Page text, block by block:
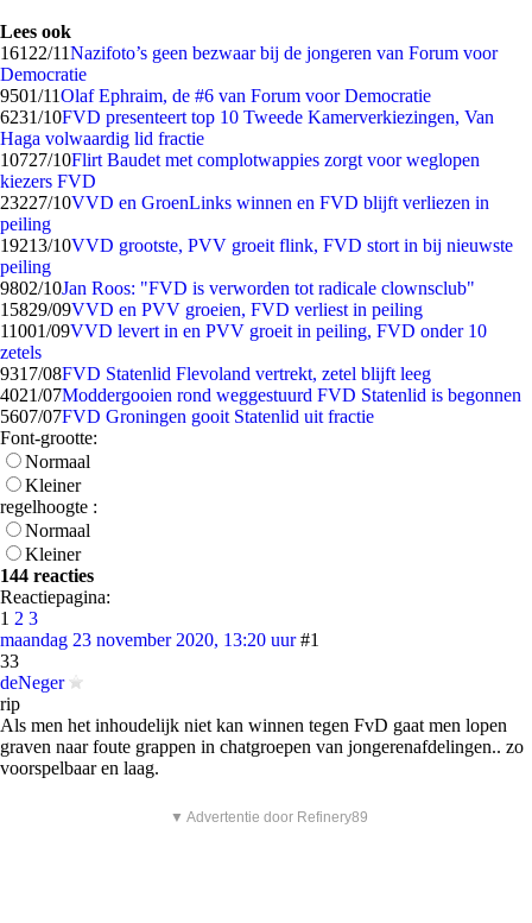
Lees ook
161 22/11Nazifoto’s geen bezwaar bij de jongeren van Forum voor
Democratie
9501/11Olaf Ephraim, de #6 van Forum voor Democratie
6231/10FVD presenteert top 10 Tweede Kamerverkiezingen, Van
Haga volwaardig lid fractie
10727/10Flirt Baudet met complotwappies zorgt voor weglopen
kiezers FVD
23227/10VVD en GroenLinks winnen en FVD blijft verliezen in
peiling
19213/10VVD grootste, PVV groeit flink, FVD stort in bij nieuwste
peiling
9802/10Jan Roos: "FVD is verworden tot radicale clownsclub"
15829/09VVD en PVV groeien, FVD verliest in peiling
11001/09VVD levert in en PVV groeit in peiling, FVD onder 10
zetels
9317/08FVD Statenlid Flevoland vertrekt, zetel blijft leeg
4021/07Moddergooien rond weggestuurd FVD Statenlid is begonnen
5607/07FVD Groningen gooit Statenlid uit fractie
Font-grootte:
Normaal
Kleiner
regelhoogte :
Normaal
Kleiner
144 reacties
Reactiepagina:
1 2 3
maandag 23 november 2020, 13:20 uur #1
33
deNeger
rip
Als men het inhoudelijk niet kan winnen tegen FvD gaat men lopen
graven naar foute grappen in chatgroepen van jongerenafdelingen.. zo
voorspelbaar en laag.
▼ Advertentie door Refinery89